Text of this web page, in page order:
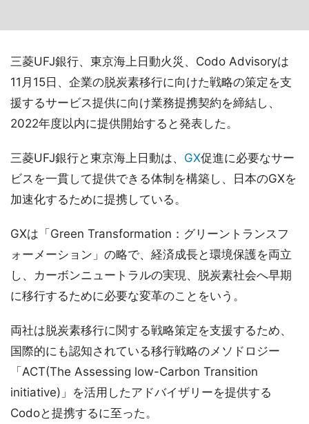
三菱UFJ銀行、東京海上日動火災、Codo Advisoryは
11月15日、企業の脱炭素移行に向けた戦略の策定を支
援するサービス提供に向け業務提携契約を締結し、
2022年度以内に提供開始すると発表した。
三菱UFJ銀行と東京海上日動は、 GX促進に必要なサー
ビスを一貫して提供できる体制を構築し、日本のGXを
加速化するために提携している。
GXは「Green Transformation：グリーントランスフ
ォーメーション」の略で、経済成長と環境保護を両立
し、カーボンニュートラルの実現、脱炭素社会へ早期
に移行するために必要な変革のことをいう。
両社は脱炭素移行に関する戦略策定を支援するため、
国際的にも認知されている移行戦略のメソドロジー
「ACT(The Assessing low-Carbon Transition
initiative)」を活用したアドバイザリーを提供する
Codoと提携するに至った。